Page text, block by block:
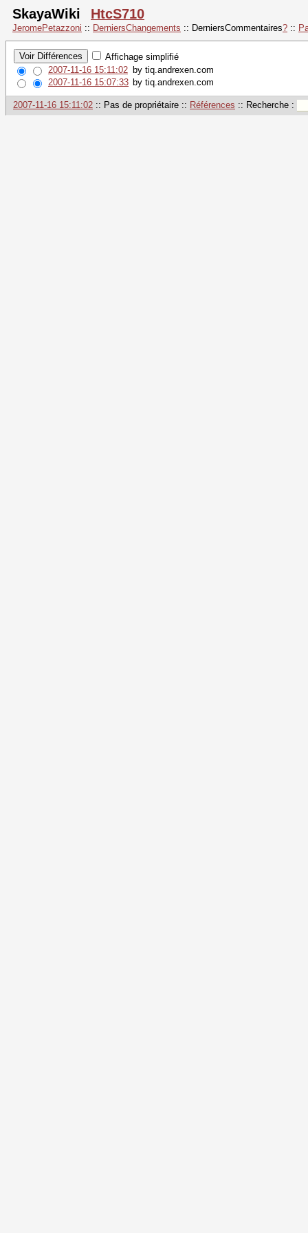
SkayaWiki HtcS710
JeromePetazzoni :: DerniersChangements :: DerniersCommentaires? ::
Affichage simplifié
2007-11-16 15:11:02 by tiq.andrexen.com
2007-11-16 15:07:33 by tiq.andrexen.com
2007-11-16 15:11:02 :: Pas de propriétaire :: Références :: Recherche :